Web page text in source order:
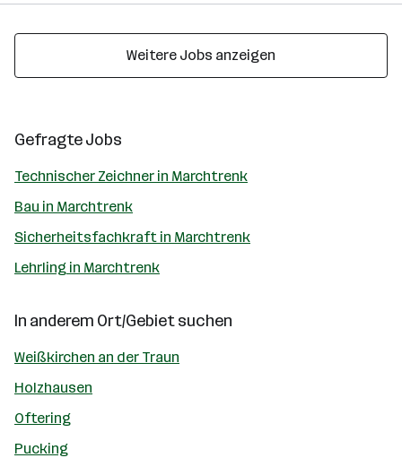
Weitere Jobs anzeigen
Gefragte Jobs
Technischer Zeichner in Marchtrenk
Bau in Marchtrenk
Sicherheitsfachkraft in Marchtrenk
Lehrling in Marchtrenk
In anderem Ort/Gebiet suchen
Weißkirchen an der Traun
Holzhausen
Oftering
Pucking